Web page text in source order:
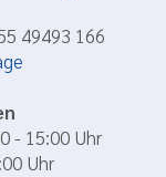
49493 166
- 15:00 Uhr
Uhr